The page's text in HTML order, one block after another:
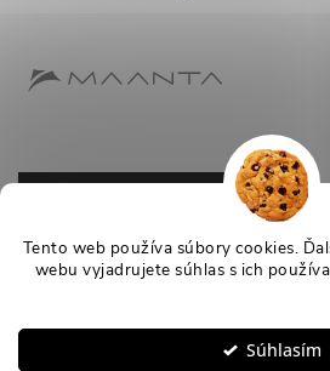
Tento web používa súbory cookies.
webu vyjadrujete súhlas s ich
Súhlasím